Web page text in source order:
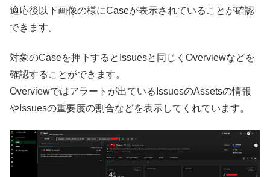
適応後以下画像の様にCaseが表示されていることが確認
できます。
対象のCaseを押下するとIssuesと同じくOverviewなどを
確認することができます。
Overviewではアラートが出ているIssuesのAssetsの情報
やIssuesの重要度の割合などを表示してくれています。